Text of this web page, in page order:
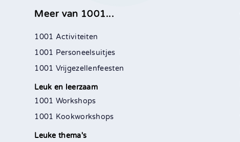
Meer van 1001...
1001 Activiteiten
1001 Personeelsuitjes
1001 Vrijgezellenfeesten
Leuk en leerzaam
1001 Workshops
1001 Kookworkshops
Leuke thema's